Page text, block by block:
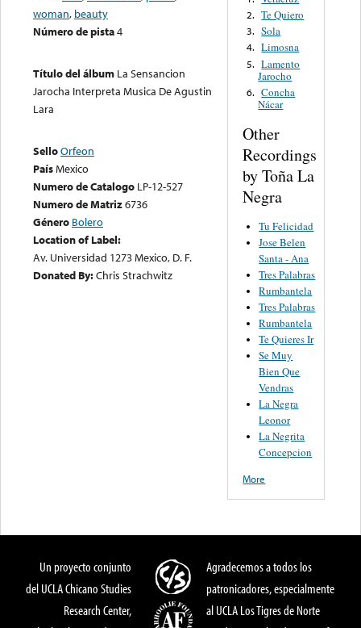
woman, beauty
Número de pista4
Título del álbum La Sensancion
Jarocha Interpreta Musica De Agustin
Lara
SelloOrfeon
PaísMexico
Numero de Catalogo LP-12-527
Numero de Matriz6736
Género Bolero
Location of Label:
Av. Universidad 1273 Mexico, D. F.
Donated By:Chris Strachwitz
2. Te Quiero
3. Sola
4. Limosna
5. Lamento
Jarocho
6. Concha
Nácar
Other
Recordings
by Toña La
Negra
Tu Felicidad
Jose Belen
Santa - Ana
Tres Palabras
Rumbantela
Tres Palabras
Rumbantela
Te Quieres Ir
Se Muy
Bien Que
Vendras
La Negra
Leonor
La Negrita
Concepcion
More
Un proyecto conjunto
del UCLA Chicano Studies
Research Center,
Agradecemos a todos los
patronicadores, especialmente
al UCLA Los Tigres de Norte